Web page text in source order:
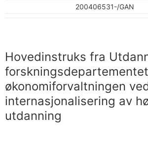
200406531-/GAN
Hovedinstruks fra
økonomiforvaltningen
internasjonalisering av
utdanning